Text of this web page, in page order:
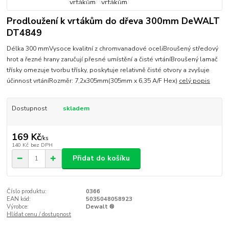
Prodloužení k vrtákům do dřeva 300mm DeWALT
DT4849
Délka 300 mmVysoce kvalitní z chromvanadové oceliBroušený středový
hrot a řezné hrany zaručují přesné umístění a čisté vrtáníBroušený lamač
třísky omezuje tvorbu třísky, poskytuje relativně čisté otvory a zvyšuje
účinnost vrtáníRozměr: 7,2x305mm(305mm x 6,35 A/F Hex) celý popis
Dostupnost skladem
169 Kč/ks
140 Kč bez DPH
Přidat do košíku
Číslo produktu:
0366
EAN kód:
5035048058923
Výrobce:
Dewalt ®
Hlídat cenu / dostupnost